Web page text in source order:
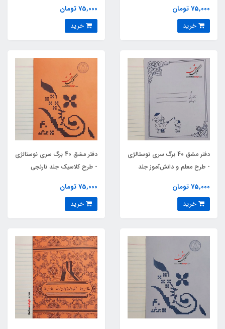
75,000 تومان
75,000 تومان
دفتر مشق 40 برگ سری نوستالژی
- طرح معلم و دانش‌آموز جلد
75,000 تومان
دفتر مشق 40 برگ سری نوستالژی
- طرح کلاسیک جلد نارنجی
75,000 تومان